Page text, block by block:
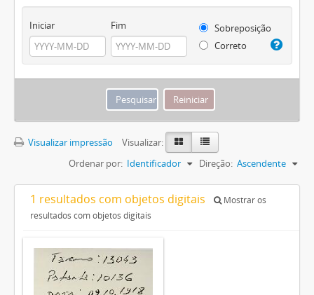
Iniciar Fim
Sobreposição
Correto
Visualizar impressão
Visualizar:
Ordenar por: Identificador Direção: Ascendente
1 resultados com objetos digitais
Mostrar os
resultados com objetos digitais